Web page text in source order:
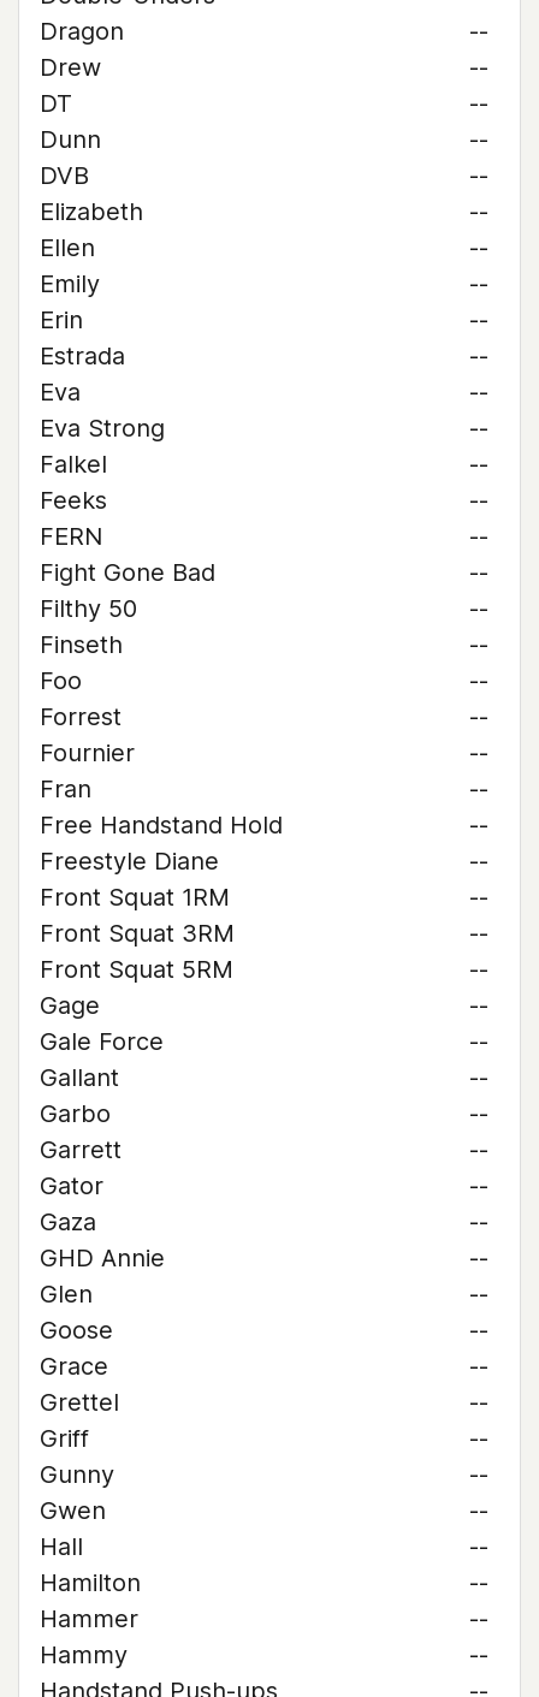
Dragon
--
Drew
--
DT
--
Dunn
--
DVB
--
Elizabeth
--
Ellen
--
Emily
--
Erin
--
Estrada
--
Eva
--
Eva Strong
--
Falkel
--
Feeks
--
FERN
--
Fight Gone Bad
--
Filthy 50
--
Finseth
--
Foo
--
Forrest
--
Fournier
--
Fran
--
Free Handstand Hold
--
Freestyle Diane
--
Front Squat 1RM
--
Front Squat 3RM
--
Front Squat 5RM
--
Gage
--
Gale Force
--
Gallant
--
Garbo
--
Garrett
--
Gator
--
Gaza
--
GHD Annie
--
Glen
--
Goose
--
Grace
--
Grettel
--
Griff
--
Gunny
--
Gwen
--
Hall
--
Hamilton
--
Hammer
--
Hammy
--
Handstand Push-ups
--